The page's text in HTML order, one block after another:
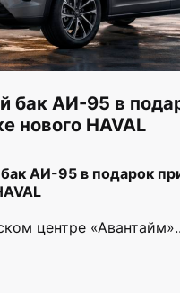
бак АИ-95 в
нового HAVAL
АИ-95 в подарок
центре